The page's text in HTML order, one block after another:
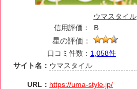
ウマスタイル
信用評価：
B
星の評価：
口コミ件数： 1,058件
サイト名： ウマスタイル
URL： https://uma-style.jp/